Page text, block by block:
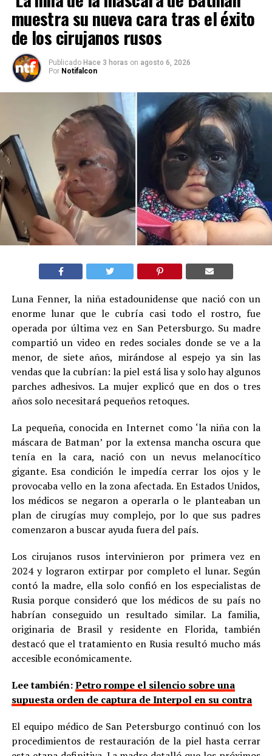
muestra su nueva cara tras el éxito
de los cirujanos rusos
Publicado Hace 3 horas on agosto 6, 2026
Por Notifalcon
Luna Fenner, la niña estadounidense que nació con un
enorme lunar que le cubría casi todo el rostro, fue
operada por última vez en San Petersburgo. Su madre
compartió un video en redes sociales donde se ve a la
menor, de siete años, mirándose al espejo ya sin las
vendas que la cubrían: la piel está lisa y solo hay algunos
parches adhesivos. La mujer explicó que en dos o tres
años solo necesitará pequeños retoques.
La pequeña, conocida en Internet como ‘la niña con la
máscara de Batman’ por la extensa mancha oscura que
tenía en la cara, nació con un nevus melanocítico
gigante. Esa condición le impedía cerrar los ojos y le
provocaba vello en la zona afectada. En Estados Unidos,
los médicos se negaron a operarla o le planteaban un
plan de cirugías muy complejo, por lo que sus padres
comenzaron a buscar ayuda fuera del país.
Los cirujanos rusos intervinieron por primera vez en
2024 y lograron extirpar por completo el lunar. Según
contó la madre, ella solo confió en los especialistas de
Rusia porque consideró que los médicos de su país no
habrían conseguido un resultado similar. La familia,
originaria de Brasil y residente en Florida, también
destacó que el tratamiento en Rusia resultó mucho más
accesible económicamente.
Lee también:Petro rompe el silencio sobre una
supuesta orden de captura de Interpol en su contra
El equipo médico de San Petersburgo continuó con los
procedimientos de restauración de la piel hasta cerrar